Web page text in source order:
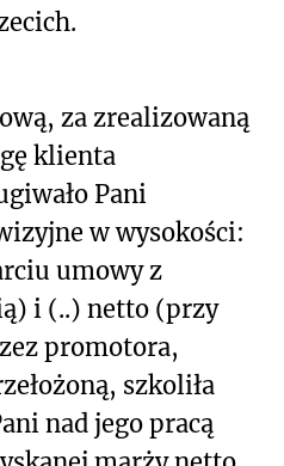
za zrealizowaną
klienta
Pani
w wysokości:
umowy z
i (..) netto (przy
promotora,
szkoliła
nad jego pracą